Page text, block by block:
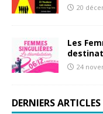
20
Les
24
DERNIERS ARTICLES